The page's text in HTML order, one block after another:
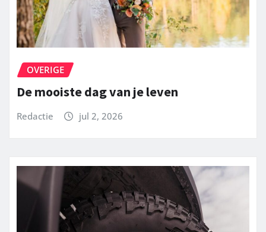
OVERIGE
De mooiste dag van je leven
Redactie jul 2, 2026